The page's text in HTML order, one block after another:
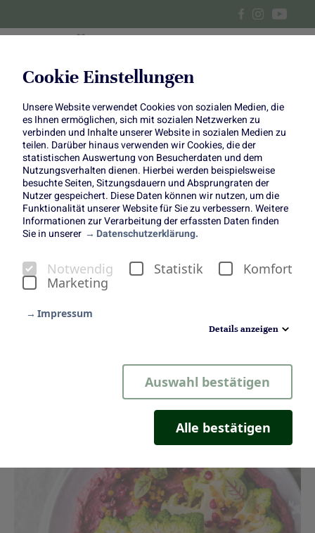
Cookie Einstellungen
Unsere Website verwendet Cookies von sozialen Medien, die
es Ihnen ermöglichen, sich mit sozialen Netzwerken zu
verbinden und Inhalte unserer Website in sozialen Medien zu
teilen. Darüber hinaus verwenden wir Cookies, die der
statistischen Auswertung von Besucherdaten und dem
Nutzungsverhalten dienen. Hierbei werden beispielsweise
besuchte Seiten, Sitzungsdauern und Absprungraten der
Nutzer gespeichert. Diese Daten können wir nutzen, um die
Funktionalität unserer Website für Sie zu verbessern. Weitere
Informationen zur Verarbeitung der erfassten Daten finden
Sie in unserer
Datenschutzerklärung.
Notwendig Statistik
Komfort
Marketing
Impressum
Details anzeigen
Auswahl bestätigen
Alle bestätigen
Romanesco: Leckerer
Hingucker
Hingucker
Romanesco Steaks mit Rote-Bete-Hummus &
Pasta mit Romanesco und Kürbis